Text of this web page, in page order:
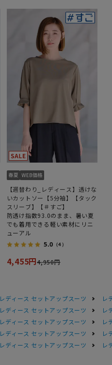
【週替わり_レディース】透けな
いカットソー【5分袖】【タック
スリーブ】【＃すご】
防透け指数93.0のまま、暑い夏
でも着用できる軽い素材にリニ
ューアル
5.0 （4）
4,455円4,950円
レディース セットアップスーツ
レ
レディース セットアップスーツ
レ
レディース セットアップスーツ
レ
レディース セットアップスーツ
レ
レディース セットアップスーツ レ